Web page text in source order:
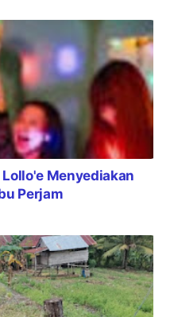
Menyediakan
Perjam